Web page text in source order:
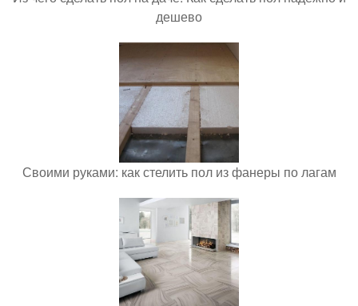
дешево
Своими руками: как стелить пол из фанеры по лагам